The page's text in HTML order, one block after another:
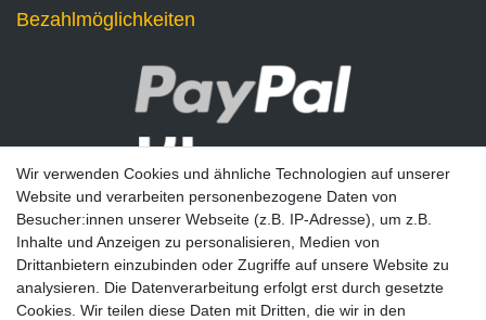
Bezahlmöglichkeiten
Newsletter
Wir verwenden Cookies und ähnliche Technologien auf unserer
Website und verarbeiten personenbezogene Daten von
Besucher:innen unserer Webseite (z.B. IP-Adresse), um z.B.
Inhalte und Anzeigen zu personalisieren, Medien von
Drittanbietern einzubinden oder Zugriffe auf unsere Website zu
analysieren. Die Datenverarbeitung erfolgt erst durch gesetzte
Cookies. Wir teilen diese Daten mit Dritten, die wir in den